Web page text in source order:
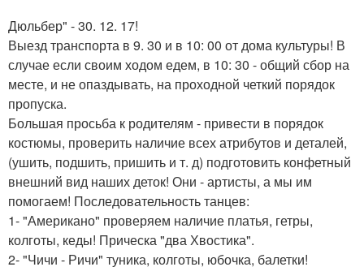
Дюльбер" - 30. 12. 17!
Выезд транспорта в 9. 30 и в 10: 00 от дома культуры! В
случае если своим ходом едем, в 10: 30 - общий сбор на
месте, и не опаздывать, на проходной четкий порядок
пропуска.
Большая просьба к родителям - привести в порядок
костюмы, проверить наличие всех атрибутов и деталей,
(ушить, подшить, пришить и т. д) подготовить конфетный
внешний вид наших деток! Они - артисты, а мы им
помогаем! Последовательность танцев:
1- "Американо" проверяем наличие платья, гетры,
колготы, кеды! Прическа "два Хвостика".
2- "Чичи - Ричи" туника, колготы, юбочка, балетки!